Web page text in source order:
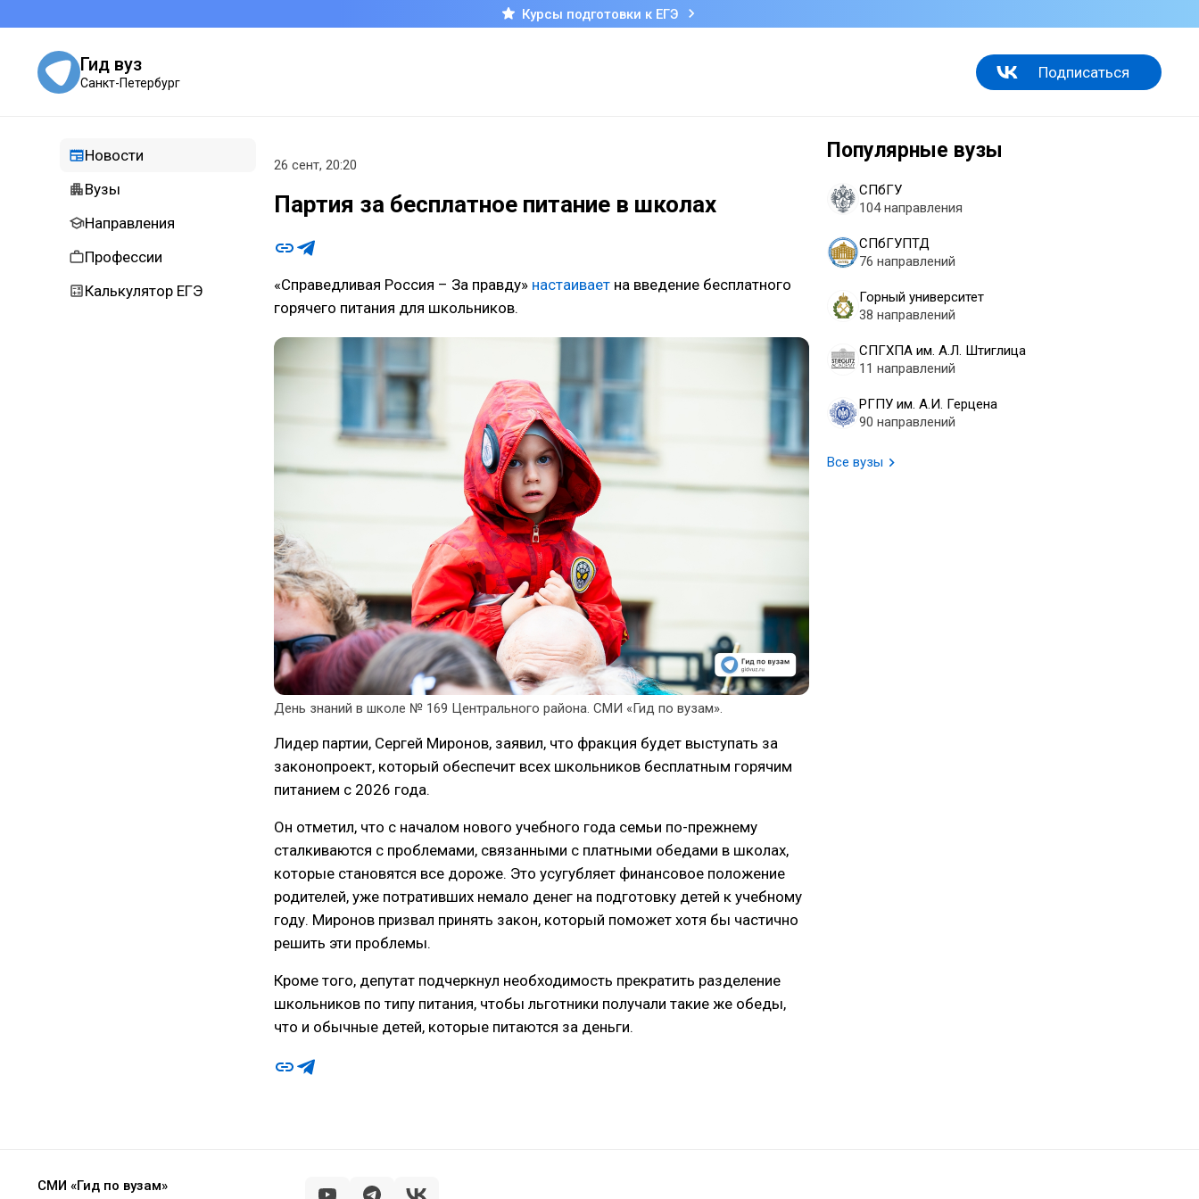
Курсы подготовки к ЕГЭ
Гид вуз
Санкт-Петербург
Подписаться
Новости
Вузы
Направления
Профессии
Калькулятор ЕГЭ
Популярные вузы
СПбГУ
104 направления
СПбГУПТД
76 направлений
Горный университет
38 направлений
СПГХПА им. А.Л. Штиглица
11 направлений
РГПУ им. А.И. Герцена
90 направлений
Все вузы
26 сент, 20:20
Партия за бесплатное питание в школах
«Справедливая Россия – За правду» настаивает на введение бесплатного
горячего питания для школьников.
День знаний в школе № 169 Центрального района. СМИ «Гид по вузам».
Лидер партии, Сергей Миронов, заявил, что фракция будет выступать за
законопроект, который обеспечит всех школьников бесплатным горячим
питанием с 2026 года.
Он отметил, что с началом нового учебного года семьи по-прежнему
сталкиваются с проблемами, связанными с платными обедами в школах,
которые становятся все дороже. Это усугубляет финансовое положение
родителей, уже потративших немало денег на подготовку детей к учебному
году. Миронов призвал принять закон, который поможет хотя бы частично
решить эти проблемы.
Кроме того, депутат подчеркнул необходимость прекратить разделение
школьников по типу питания, чтобы льготники получали такие же обеды,
что и обычные детей, которые питаются за деньги.
СМИ «Гид по вузам»